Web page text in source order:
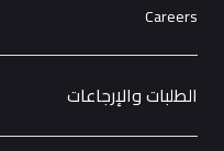
Careers
الطلبات والإرجاعات